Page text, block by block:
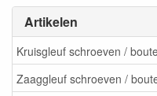
Artikelen
Kruisgleuf schroeven /
Zaaggleuf schroeven /